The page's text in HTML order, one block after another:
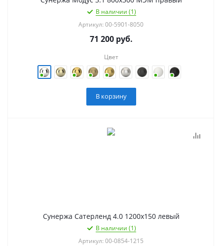
В наличии (1)
Артикул: 00-5901-8050
71 200руб.
Цвет
В корзину
Сунержа Сатерленд 4.0 1200х150 левый
В наличии (1)
Артикул: 00-0854-1215